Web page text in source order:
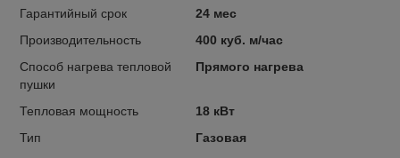
Гарантийный срок
24 мес
Производительность
400 куб. м/час
Способ нагрева тепловой
пушки
Прямого нагрева
Тепловая мощность
18 кВт
Тип
Газовая